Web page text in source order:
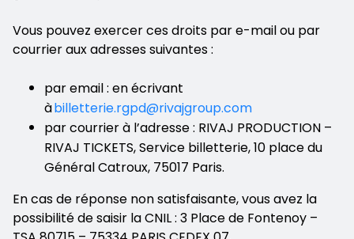
Vous pouvez exercer ces droits par e-mail ou par
courrier aux adresses suivantes :
par email : en écrivant
àbilletterie.rgpd@rivajgroup.com
par courrier à l’adresse : RIVAJ PRODUCTION –
RIVAJ TICKETS, Service billetterie, 10 place du
Général Catroux, 75017 Paris.
En cas de réponse non satisfaisante, vous avez la
possibilité de saisir la CNIL : 3 Place de Fontenoy –